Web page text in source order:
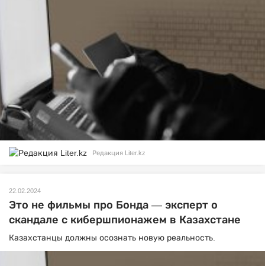
Редакция Liter.kz
22.02.2024
Это не фильмы про Бонда — эксперт о
скандале с кибершпионажем в Казахстане
Казахстанцы должны осознать новую реальность.